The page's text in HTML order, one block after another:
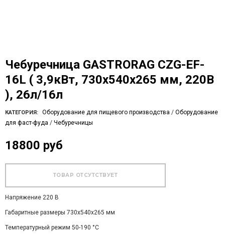
Чебуречница GASTRORAG CZG-EF-
16L ( 3,9кВт, 730x540x265 мм, 220В
), 26л/16л
КАТЕГОРИЯ: Оборудование для пищевого производства / Оборудование
для фаст-фуда / Чебуречницы
18800 руб
Напряжение 220 В
Габаритные размеры 730x540x265 мм
Температурный режим 50-190 °C